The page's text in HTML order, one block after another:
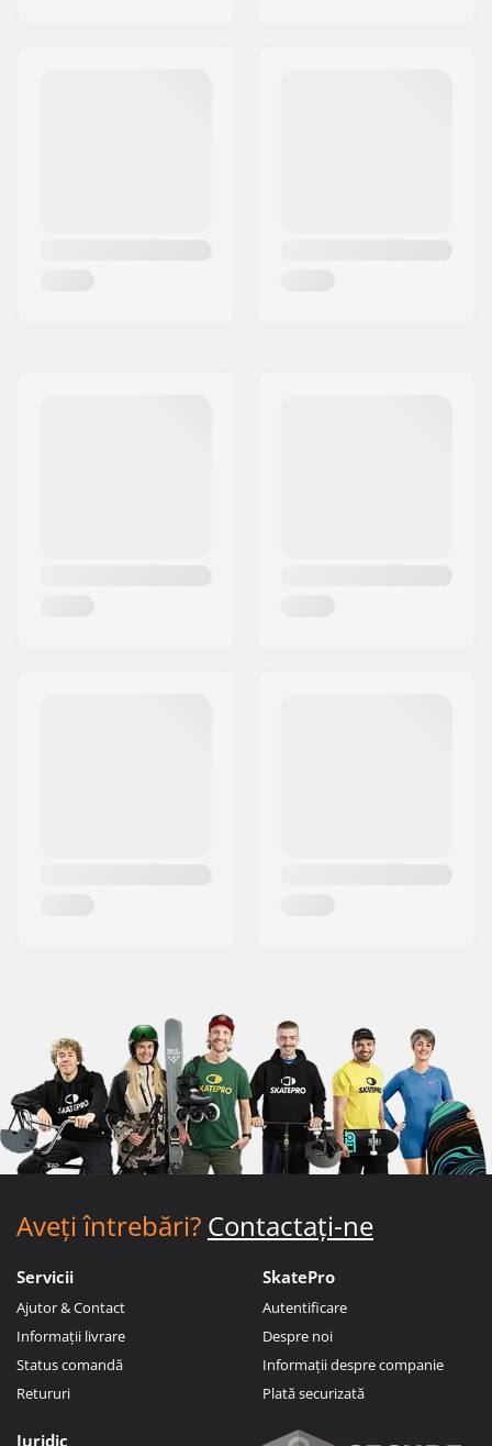
Aveți întrebări? Contactați-ne
Servicii
Ajutor & Contact
Informații livrare
Status comandă
Retururi
SkatePro
Autentificare
Despre noi
Informații despre companie
Plată securizată
Juridic